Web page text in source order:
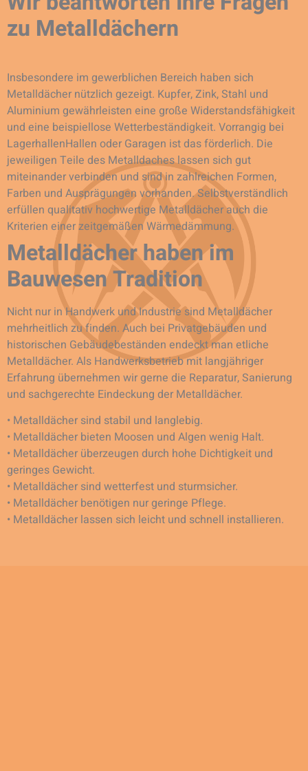
zu Metalldächern
Insbesondere im gewerblichen Bereich haben sich
Metalldächer nützlich gezeigt. Kupfer, Zink, Stahl und
Aluminium gewährleisten eine große Widerstandsfähigkeit
und eine beispiellose Wetterbeständigkeit. Vorrangig bei
LagerhallenHallen oder Garagen ist das förderlich. Die
jeweiligen Teile des Metalldaches lassen sich gut
miteinander verbinden und sind in zahlreichen Formen,
Farben und Ausprägungen vorhanden. Selbstverständlich
erfüllen qualitativ hochwertige Metalldächer auch die
Kriterien einer zeitgemäßen Wärmedämmung.
Metalldächer haben im
Bauwesen Tradition
Nicht nur in Handwerk und Industrie sind Metalldächer
mehrheitlich zu finden. Auch bei Privatgebäuden und
historischen Gebäudebeständen endeckt man etliche
Metalldächer. Als Handwerksbetrieb mit langjähriger
Erfahrung übernehmen wir gerne die Reparatur, Sanierung
und sachgerechte Eindeckung der Metalldächer.
• Metalldächer sind stabil und langlebig.
• Metalldächer bieten Moosen und Algen wenig Halt.
• Metalldächer überzeugen durch hohe Dichtigkeit und
geringes Gewicht.
• Metalldächer sind wetterfest und sturmsicher.
• Metalldächer benötigen nur geringe Pflege.
• Metalldächer lassen sich leicht und schnell installieren.